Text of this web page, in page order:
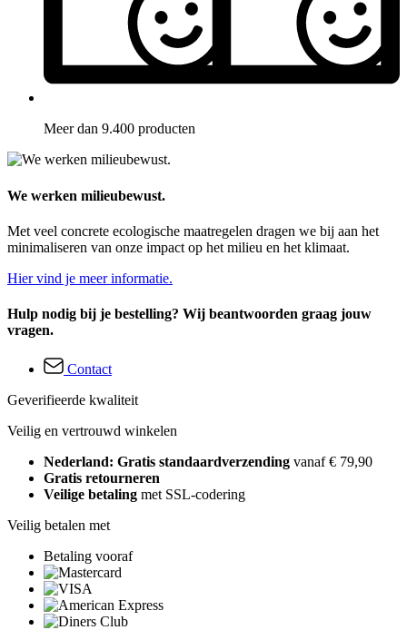
Meer dan 9.400 producten
We werken milieubewust.
Met veel concrete ecologische maatregelen dragen we bij aan het
minimaliseren van onze impact op het milieu en het klimaat.
Hier vind je meer informatie.
Hulp nodig bij je bestelling? Wij beantwoorden graag jouw
vragen.
Contact
Geverifieerde kwaliteit
Veilig en vertrouwd winkelen
Nederland: Gratis standaardverzending vanaf € 79,90
Gratis retourneren
Veilige betaling met SSL-codering
Veilig betalen met
Betaling vooraf